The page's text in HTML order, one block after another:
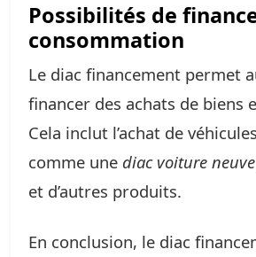
Possibilités de
consommation
Le diac financement permet
financer des achats de biens
Cela inclut l’achat de
comme une diac voiture
et d’autres produits.
En conclusion, le diac